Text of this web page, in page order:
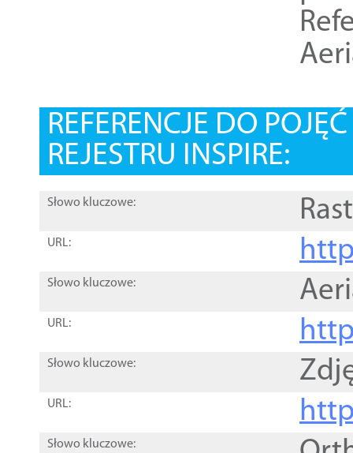
REFERENCJE DO
REJESTRU INSPIRE:
Słowo kluczowe:
URL:
Słowo kluczowe:
URL:
Słowo kluczowe:
URL:
Słowo kluczowe: